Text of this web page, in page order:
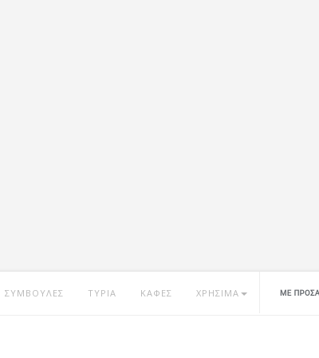
ΣΥΜΒΟΥΛΕΣ ΤΥΡΙΑ ΚΑΦΕΣ ΧΡΗΣΙΜΑ